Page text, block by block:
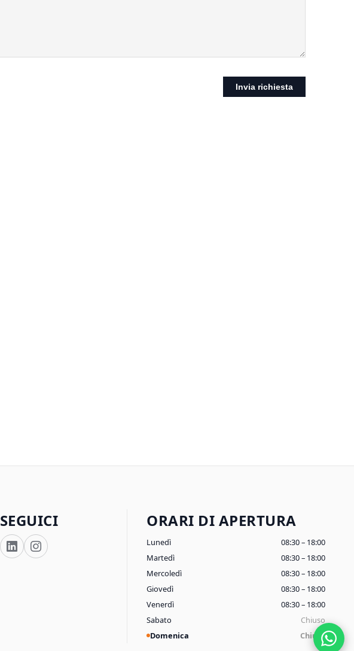
Invia richiesta
SEGUICI ORARI DI APERTURA
Lunedì
08:30 – 18:00
Martedì
08:30 – 18:00
Mercoledì
08:30 – 18:00
Giovedì
08:30 – 18:00
Venerdì
08:30 – 18:00
Sabato
Chiuso
Domenica
Chiuso